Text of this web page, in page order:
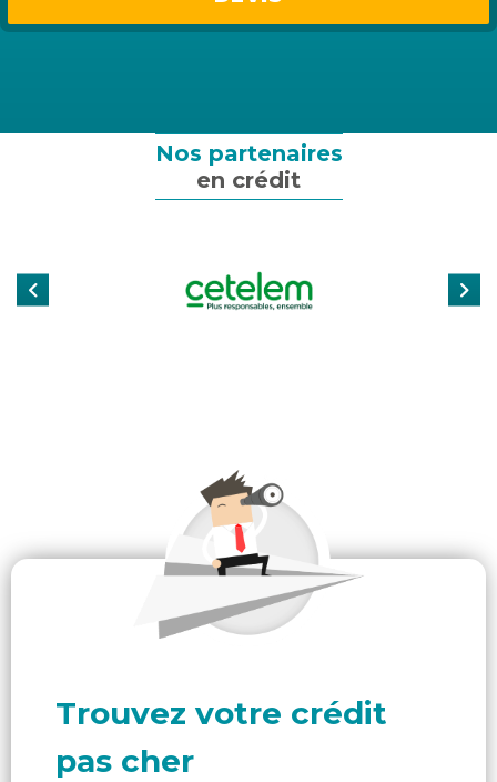
Assurance professionnelle
Qui sommes-nous ?
Nos partenaires
en crédit
Trouvez votre crédit
pas cher